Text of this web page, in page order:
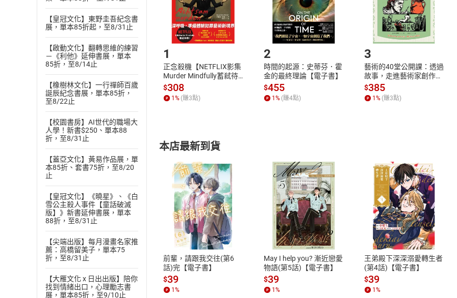
【皇冠文化】東野圭吾紀念書
展，單本85折起，至8/31止
【啟動文化】翻轉思維的練習
－《利他》延伸書展，單本
85折，至8/14止
【橡樹林文化】一行禪師百歲
誕辰紀念書展，單本85折，
至8/22止
【校園書房】AI世代的職場大
人學！新書$250、單本88
折，至8/31止
【蓋亞文化】黃易作品展，單
本85折、套書75折，至8/20
止
【皇冠文化】《曉星》、《白
雪公主殺人事件【童話破滅
版】》新書延伸書展，單本
88折，至8/31止
【尖端出版】每月漫畫名家推
薦：高橋留美子，單本75
折，至8/31止
【大雁文化 x 日出出版】陪你
找到情緒出口，心理勵志書
展，單本85折，至9/10止
購書後，如何開始使用？
Step1.選擇閱讀載具 Step2.登入
付款方式
ATM轉帳、信用卡、LINE PAY、AFTEE
退換貨規範
本店是否提供消費者保護法七日猶
之權利，遽消費者保護法及通訊交
除權合理例外情事適用準則，依商
質各有不同規定。詳細退換貨說明
照各商品說明。
1
正念殺機【NETFLIX影集
Murder Mindfully蓄弒待
發】【電子書】
$308
1 % (賺3點)
2
時間的起源：史蒂芬．霍
金的最終理論【電子書】
$455
1 % (賺4點)
3
藝術的40堂公開課：透過
故事，走進藝術家創作現
場，看藝術如何誕生、如
何形塑人類生活【電子
書】
$385
1 % (賺3點)
本店最新到貨
前輩，請跟我交往(第6
話)完【電子書】
$39
1 %
May I help you? 漸近戀愛
物語(第5話)【電子書】
$39
1 %
王弟殿下深深溺愛轉生者
(第4話)【電子書】
$39
1 %